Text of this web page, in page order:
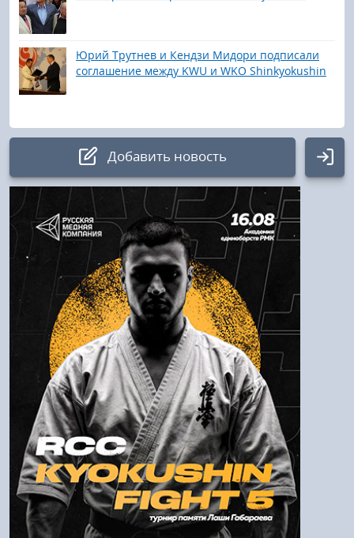
Юрий Трутнев и Кендзи Мидори подписали
соглашение между KWU и WKO Shinkyokushin
Добавить новость
Авторизация
Логин:
Пароль
Войти
Напомнить пароль
Регистрация